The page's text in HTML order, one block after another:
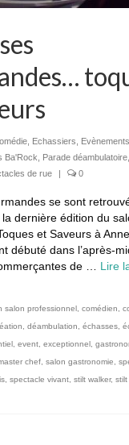
Echassiers
Ba'Rock Parade déambulatoire
de rue | 0
se sont
dernière édition du
et Saveurs à
débuté dans l’après-
de … Lire
salon professionnel comédien
déambulation échasses
event exceptionnel
chef salon gastronomie
spectacle vivant stilt walker, stilt